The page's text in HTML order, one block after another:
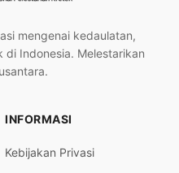
mengenai kedaulatan,
Indonesia. Melestarikan
INFORMASI
Kebijakan Privasi